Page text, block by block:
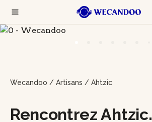
Wecandoo / Artisans / Ahtzic
Rencontrez Ahtzic.